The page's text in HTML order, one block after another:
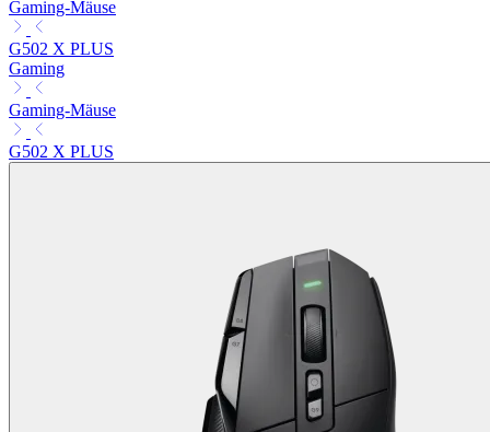
Gaming-Mäuse
G502 X PLUS
Gaming
Gaming-Mäuse
G502 X PLUS